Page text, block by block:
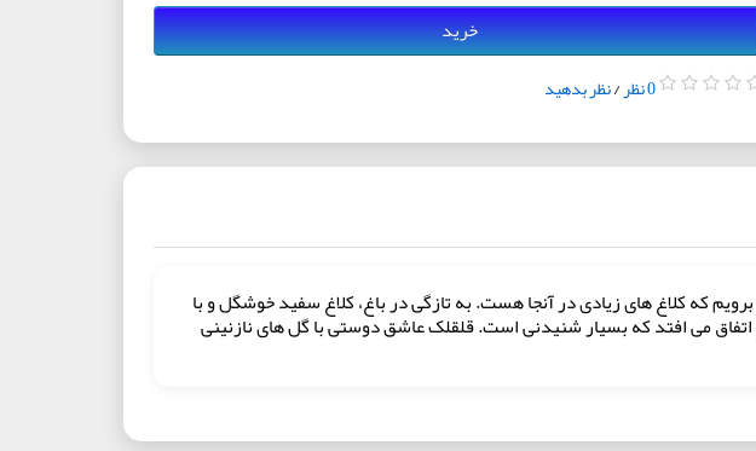
خرید
0 نظر /نظر بدهید
که کلاغ های زیادی در آنجا هست. به تازگی در باغ، کلاغ سفید خوشگل و با
می افتد که بسیار شنیدنی است. قلقلک عاشق دوستی با گل های نازنینی